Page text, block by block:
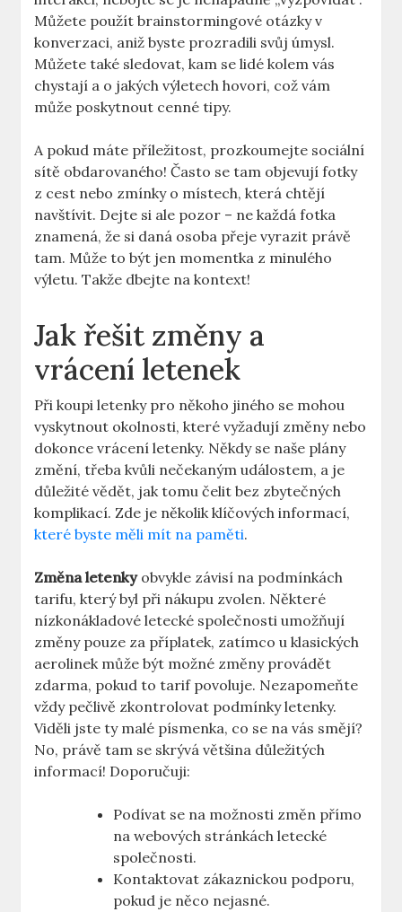
Můžete použít brainstormingové otázky v
konverzaci, aniž byste prozradili svůj úmysl.
Můžete také sledovat, kam se lidé kolem vás
chystají a o jakých výletech hovori, což vám
může poskytnout cenné tipy.
A pokud máte příležitost, prozkoumejte sociální
sítě obdarovaného! Často se tam objevují fotky
z cest nebo zmínky o místech, která chtějí
navštívit. Dejte si ale pozor – ne každá fotka
znamená, že si daná osoba přeje vyrazit právě
tam. Může to být jen momentka z minulého
výletu. Takže dbejte na kontext!
Jak řešit změny a
vrácení letenek
Při koupi letenky pro někoho jiného se mohou
vyskytnout okolnosti, které vyžadují změny nebo
dokonce vrácení letenky. Někdy se naše plány
změní, třeba kvůli nečekaným událostem, a je
důležité vědět, jak tomu čelit bez zbytečných
komplikací. Zde je několik klíčových informací,
které byste měli mít na paměti.
Změna letenkyobvykle závisí na podmínkách
tarifu, který byl při nákupu zvolen. Některé
nízkonákladové letecké společnosti umožňují
změny pouze za příplatek, zatímco u klasických
aerolinek může být možné změny provádět
zdarma, pokud to tarif povoluje. Nezapomeňte
vždy pečlivě zkontrolovat podmínky letenky.
Viděli jste ty malé písmenka, co se na vás smějí?
No, právě tam se skrývá většina důležitých
informací! Doporučuji:
Podívat se na možnosti změn přímo
na webových stránkách letecké
společnosti.
Kontaktovat zákaznickou podporu,
pokud je něco nejasné.